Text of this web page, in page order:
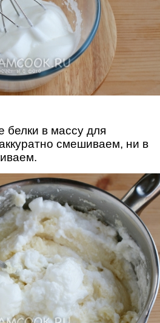
белки в массу для
смешиваем, ни в